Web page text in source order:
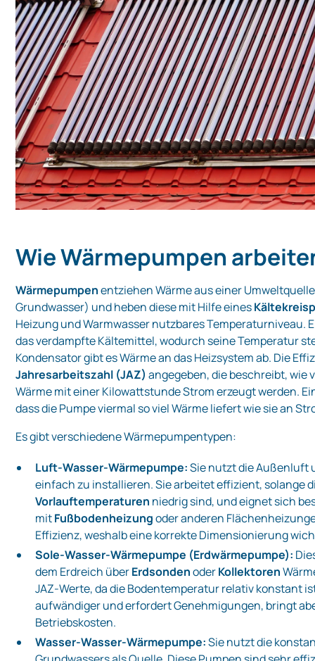
Wie Wärmepumpen
Wärmepumpenentziehen Wärme aus einer
Grundwasser) und heben diese mit Hilfe eines
Heizung und Warmwasser nutzbares Temperaturniveau.
das verdampfte Kältemittel, wodurch seine Temperatur
Kondensator gibt es Wärme an das Heizsystem ab. Die
Jahresarbeitszahl (JAZ) angegeben, die beschreibt, wie
Wärme mit einer Kilowattstunde Strom erzeugt werden.
dass die Pumpe viermal so viel Wärme liefert wie sie an
Es gibt verschiedene Wärmepumpentypen:
Luft‑Wasser‑Wärmepumpe:Sie nutzt die Außenluft
einfach zu installieren. Sie arbeitet effizient, solange
Vorlauftemperaturen niedrig sind, und eignet sich
mitFußbodenheizungoder anderen
Effizienz, weshalb eine korrekte Dimensionierung
Sole‑Wasser‑Wärmepumpe (Erdwärmepumpe):
dem Erdreich überErdsondenoderKollektoren
JAZ‑Werte, da die Bodentemperatur relativ konstant
aufwändiger und erfordert Genehmigungen, bringt
Betriebskosten.
Wasser‑Wasser‑Wärmepumpe:Sie nutzt die